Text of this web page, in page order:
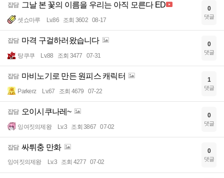
잡담 그날 본 꽃의 이름을 우리는 아직 모른다 ED
셋쇼마루 Lv.86 조회 3602 08-17
0
댓글
잡담 마격 구걸하러왔습니다
탕쿠쿠 Lv.88 조회 3477 07-31
0
댓글
잡담 마비노기로 만든 원피스 캐릭터
Parkerz Lv.67 조회 4679 07-22
1
댓글
잡담 오이시쿠나레~
잉여짓의제왕 Lv.3 조회 3867 07-02
0
댓글
잡담 싸튀충 만화
잉여짓의제왕 Lv.3 조회 4277 07-02
0
댓글